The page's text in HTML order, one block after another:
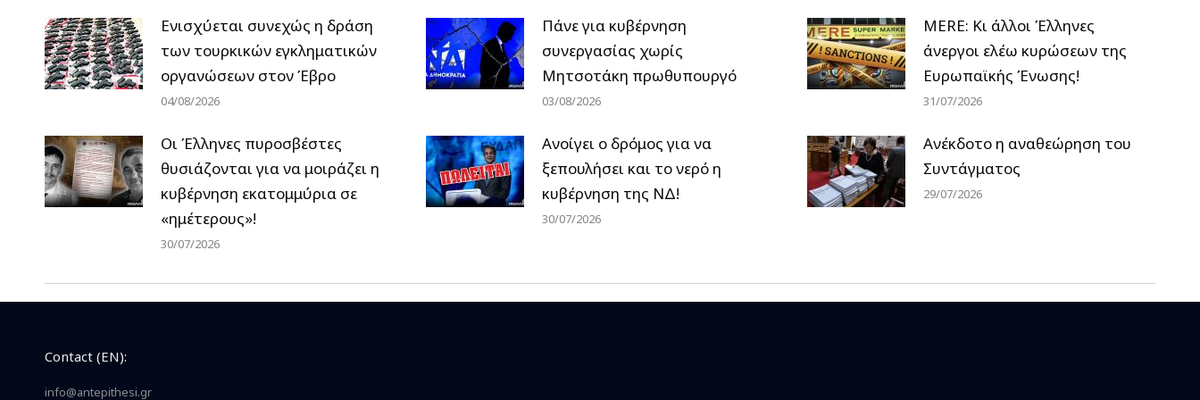
Ενισχύεται συνεχώς η δράση
των τουρκικών εγκληματικών
οργανώσεων στον Έβρο
04/08/2026
Πάνε για κυβέρνηση
συνεργασίας χωρίς
Μητσοτάκη πρωθυπουργό
03/08/2026
MERE: Κι άλλοι Έλληνες
άνεργοι ελέω κυρώσεων της
Ευρωπαϊκής Ένωσης!
31/07/2026
Οι Έλληνες πυροσβέστες
θυσιάζονται για να μοιράζει η
κυβέρνηση εκατομμύρια σε
«ημέτερους»!
30/07/2026
Ανοίγει ο δρόμος για να
ξεπουλήσει και το νερό η
κυβέρνηση της ΝΔ!
30/07/2026
Ανέκδοτο η αναθεώρηση του
Συντάγματος
29/07/2026
Contact (EN):
info@antepithesi.gr